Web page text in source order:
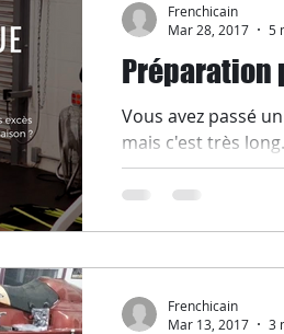
Préparation
Vous avez passé
mais c'est très
regardons cette
en buvant de
Frenchicain
Mar 28, 2017
5
Frenchicain
Mar 13, 2017
3